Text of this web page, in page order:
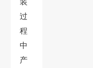
装
过
程
中
产